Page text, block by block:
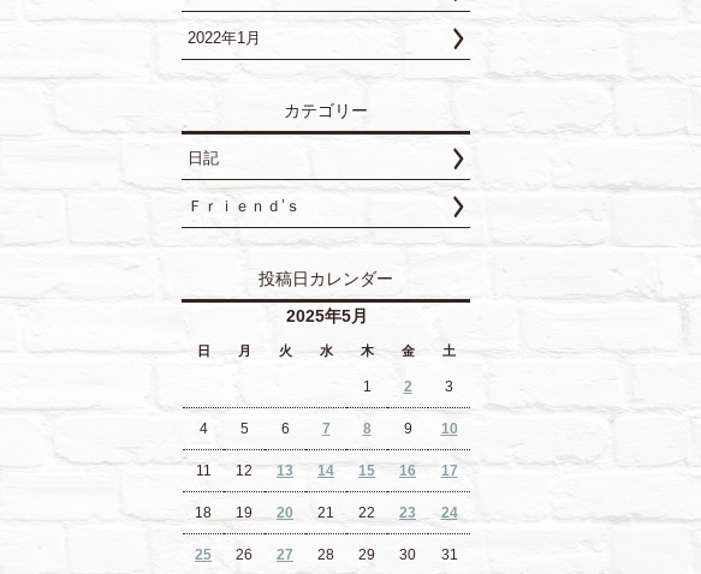
2022年1月
カテゴリー
日記
Ｆｒｉｅｎｄ’ｓ
投稿日カレンダー
2025年5月
日 月 火 水 木 金 土
1 2 3
4 5 6 7 8 9 10
11 12 13 14 15 16 17
18 19 20 21 22 23 24
25 26 27 28 29 30 31